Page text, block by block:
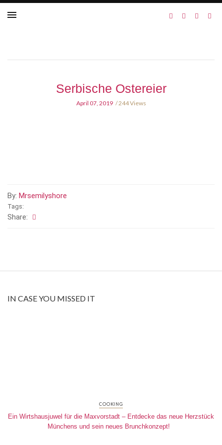
Serbische Ostereier
April 07, 2019 244 Views
By: Mrsemilyshore
Tags:
Share:
IN CASE YOU MISSED IT
COOKING
Ein Wirtshausjuwel für die Maxvorstadt – Entdecke das neue Herzstück
Münchens und sein neues Brunchkonzept!